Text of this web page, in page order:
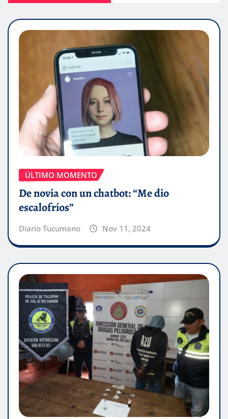
ÚLTIMO MOMENTO
De novia con un chatbot: “Me dio
escalofríos”
Diario Tucumano Nov 11, 2024